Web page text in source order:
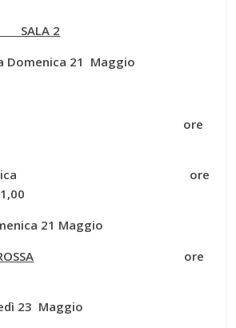
SALA 2
21 Maggio
– Venerdì ore
Domenica ore
21 Maggio
ore
Martedì 23 Maggio